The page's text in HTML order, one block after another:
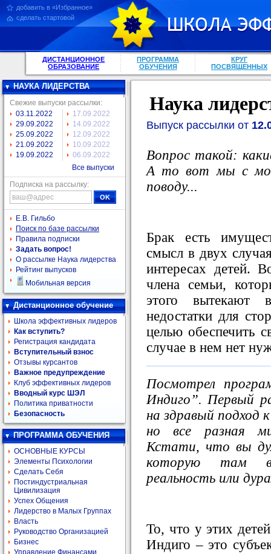
добавить в «Избранное»
сделать стартовой
ДИСТАНЦИОННОЕ
ОБРАЗОВАНИЕ
ПРОГРАММА
ОБУЧЕНИЯ
КРУГ
ПОСВЯЩЕННЫХ
НАУКА ЛИДЕРСТВА
Свежие выпуски рассылки:
03.11.2022
29.09.2022
25.09.2022
21.09.2022
19.09.2022
17.09.2022
14.09.2022
12.09.2022
10.09.2022
06.09.2022
Все выпуски
Подписка на рассылку:
Е.В. Гильбо
Поиск по базе рассылки
Правила подписки
Задать вопрос!
О рассылке Наука лидерства
Рейтинг выпусков
Мобильная версия
Дистанционное обучение
Школа эффективных лидеров
Как вступить?
Регистрация кандидата
Вступительный взнос
Отзывы курсантов
Важное предупреждение
Клуб эффективных лидеров
Вводный курс ШЭЛ
Политика приватности
Безопасность
ПРОГРАММА ОБУЧЕНИЯ
ОСНОВНЫЕ КУРСЫ
Элементы Психологии
Сделать Себя
Постиндустриальная
Цивилизация
Успех Общения
Лидерство в Малых Группах
Власть
Руководство Организацией
Бизнес
Управление Финансами
Наука
Выпуск рассылки от
Вопрос такой:
А то вот мы с
поводу...
Брак есть
смысл в двух
интересах детей.
члена семьи,
этого вытекают
недостатки для
целью обеспечить
случае в нем нет
Посмотрел
Индиго”. Первый
на здравый подход
но все разная
Кстати, что вы
которую там
реальность или
То, что у этих
Индиго – это